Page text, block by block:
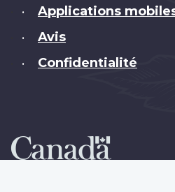
• Applications
• Avis
• Confidentialité